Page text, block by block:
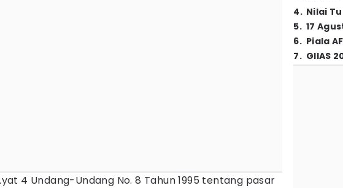
4 Undang-Undang No. 8 Tahun 1995 tentang pasar
4. Nilai
5. 17
6. Piala
7. GIIAS